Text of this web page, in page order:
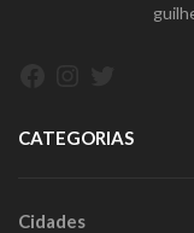
CATEGORIAS
Cidades